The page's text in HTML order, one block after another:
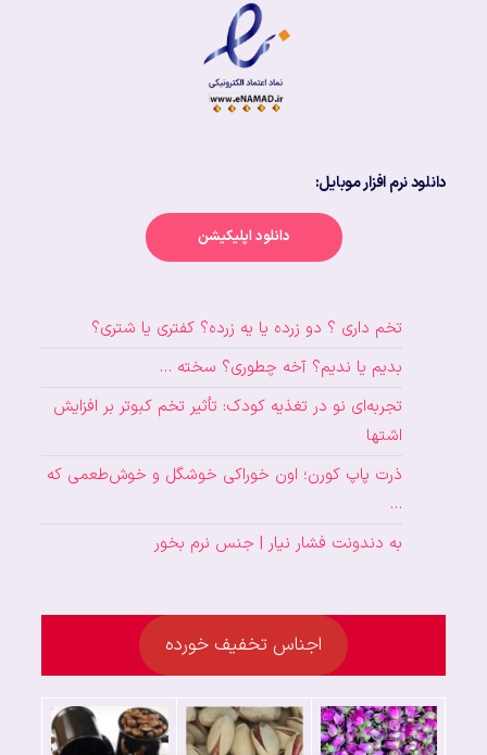
دانلود نرم افزار موبایل:
دانلود اپلیکیشن
تخم داری ؟ دو زرده یا یه زرده؟ کفتری یا شتری؟
بدیم یا ندیم؟ آخه چطوری؟ سخته …
تجربه‌ای نو در تغذیه کودک: تأثیر تخم کبوتر بر افزایش
اشتها
ذرت پاپ کورن؛ اون خوراکی خوشگل و خوش‌طعمی که
…
به دندونت فشار نیار | جنس نرم بخور
اجناس تخفیف خورده